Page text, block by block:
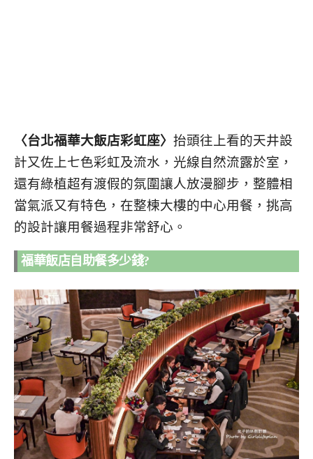
〈台北福華大飯店彩虹座〉 抬頭往上看的天井設
計又佐上七色彩虹及流水，光線自然流露於室，
還有綠植超有渡假的氛圍讓人放漫腳步，整體相
當氣派又有特色， 在整楝大樓的中心用餐，挑高
的設計讓用餐過程非常舒心。
福華飯店自助餐多少錢?